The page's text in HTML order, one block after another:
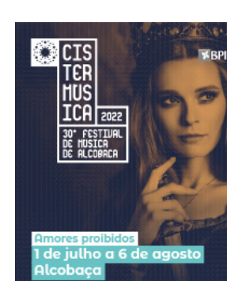
Acesso ao conteúdo online
Acesso aos conteúdos
assinantes
Ofertas para assinatura anual
Escolha o plano